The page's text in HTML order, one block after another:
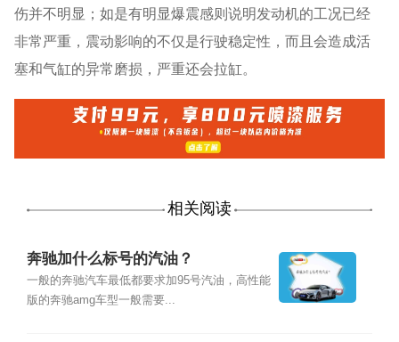
伤并不明显；如是有明显爆震感则说明发动机的工况已经
非常严重，震动影响的不仅是行驶稳定性，而且会造成活
塞和气缸的异常磨损，严重还会拉缸。
相关阅读
奔驰加什么标号的汽油？
一般的奔驰汽车最低都要求加95号汽油，高性能
版的奔驰amg车型一般需要...